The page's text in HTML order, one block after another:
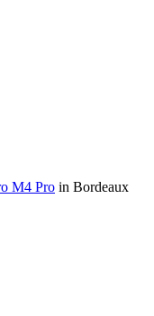
M4 Pro in Bordeaux